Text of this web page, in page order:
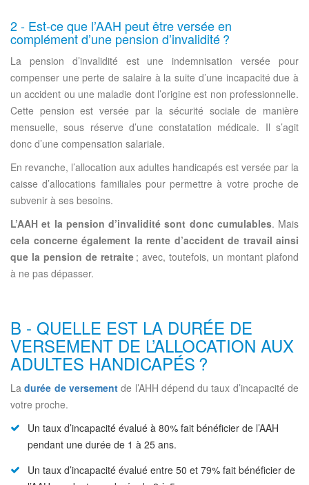
2 - Est-ce que l’AAH peut être versée en
complément d’une pension d’invalidité ?
La pension d’invalidité est une indemnisation versée pour
compenser une perte de salaire à la suite d’une incapacité due à
un accident ou une maladie dont l’origine est non professionnelle.
Cette pension est versée par la sécurité sociale de manière
mensuelle, sous réserve d’une constatation médicale. Il s’agit
donc d’une compensation salariale.
En revanche, l’allocation aux adultes handicapés est versée par la
caisse d’allocations familiales pour permettre à votre proche de
subvenir à ses besoins.
L’AAH et la pension d’invalidité sont donc cumulables. Mais
cela concerne également la rente d’accident de travail ainsi
que la pension de retraite ; avec, toutefois, un montant plafond
à ne pas dépasser.
B - QUELLE EST LA DURÉE DE
VERSEMENT DE L’ALLOCATION AUX
ADULTES HANDICAPÉS ?
Ladurée de versementde l’AHH dépend du taux d’incapacité de
votre proche.
Un taux d’incapacité évalué à 80% fait bénéficier de l’AAH
pendant une durée de 1 à 25 ans.
Un taux d’incapacité évalué entre 50 et 79% fait bénéficier de